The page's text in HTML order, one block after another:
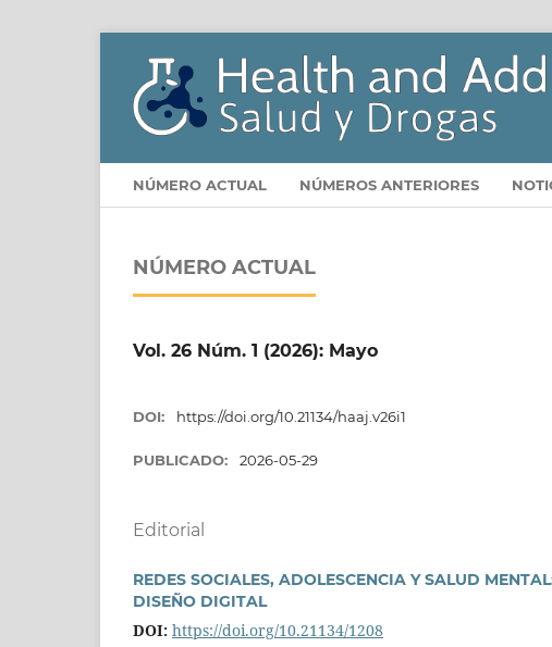
NÚMERO ACTUAL NÚMEROS ANTERIORES
NÚMERO ACTUAL
Vol. 26 Núm. 1 (2026): Mayo
DOI: https://doi.org/10.21134/haaj.v26i1
PUBLICADO: 2026-05-29
Editorial
REDES SOCIALES, ADOLESCENCIA Y SALUD
DISEÑO DIGITAL
DOI: https://doi.org/10.21134/1208